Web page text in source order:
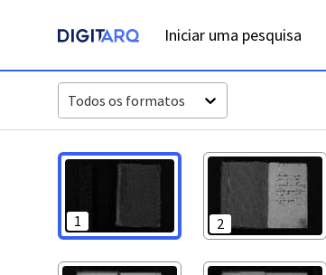
Iniciar uma pesquisa
Todos os formatos
1 2